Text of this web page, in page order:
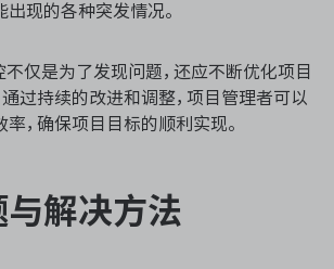
现的各种突发情况。
不仅是为了发现问题，还应不断优化项目
过持续的改进和调整，项目管理者可以
，确保项目目标的顺利实现。
解决方法